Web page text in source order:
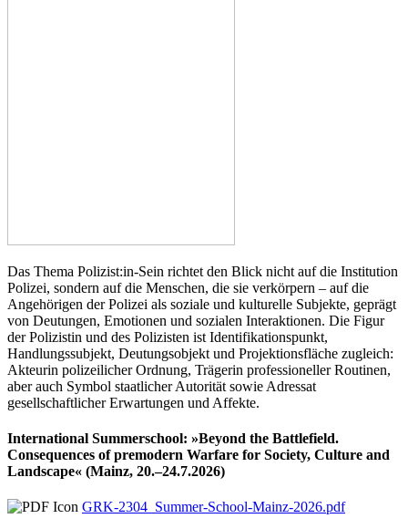
Das Thema Polizist:in-Sein richtet den Blick nicht auf die Institution
Polizei, sondern auf die Menschen, die sie verkörpern – auf die
Angehörigen der Polizei als soziale und kulturelle Subjekte, geprägt
von Deutungen, Emotionen und sozialen Interaktionen. Die Figur
der Polizistin und des Polizisten ist Identifikationspunkt,
Handlungssubjekt, Deutungsobjekt und Projektionsfläche zugleich:
Akteurin polizeilicher Ordnung, Trägerin professioneller Routinen,
aber auch Symbol staatlicher Autorität sowie Adressat
gesellschaftlicher Erwartungen und Affekte.
International Summerschool: »Beyond the Battlefield.
Consequences of premodern Warfare for Society, Culture and
Landscape« (Mainz, 20.–24.7.2026)
GRK-2304_Summer-School-Mainz-2026.pdf